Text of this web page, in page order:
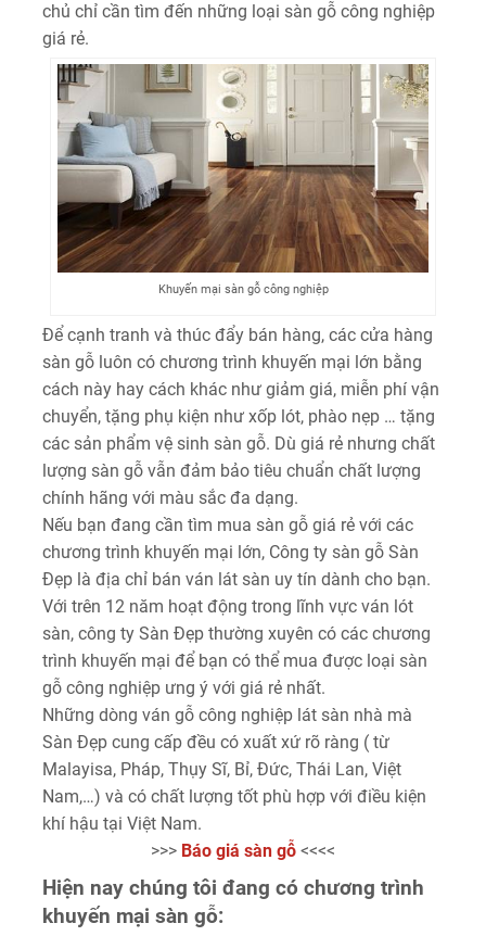
chủ chỉ cần tìm đến những loại sàn gỗ công nghiệp
giá rẻ.
Khuyến mại sàn gỗ công nghiệp
Để cạnh tranh và thúc đẩy bán hàng, các cửa hàng
sàn gỗ luôn có chương trình khuyến mại lớn bằng
cách này hay cách khác như giảm giá, miễn phí vận
chuyển, tặng phụ kiện như xốp lót, phào nẹp … tặng
các sản phẩm vệ sinh sàn gỗ. Dù giá rẻ nhưng chất
lượng sàn gỗ vẫn đảm bảo tiêu chuẩn chất lượng
chính hãng với màu sắc đa dạng.
Nếu bạn đang cần tìm mua sàn gỗ giá rẻ với các
chương trình khuyến mại lớn, Công ty sàn gỗ Sàn
Đẹp là địa chỉ bán ván lát sàn uy tín dành cho bạn.
Với trên 12 năm hoạt động trong lĩnh vực ván lót
sàn, công ty Sàn Đẹp thường xuyên có các chương
trình khuyến mại để bạn có thể mua được loại sàn
gỗ công nghiệp ưng ý với giá rẻ nhất.
Những dòng ván gỗ công nghiệp lát sàn nhà mà
Sàn Đẹp cung cấp đều có xuất xứ rõ ràng ( từ
Malayisa, Pháp, Thụy Sĩ, Bỉ, Đức, Thái Lan, Việt
Nam,…) và có chất lượng tốt phù hợp với điều kiện
khí hậu tại Việt Nam.
>>> Báo giá sàn gỗ <<<<
Hiện nay chúng tôi đang có chương trình
khuyến mại sàn gỗ: